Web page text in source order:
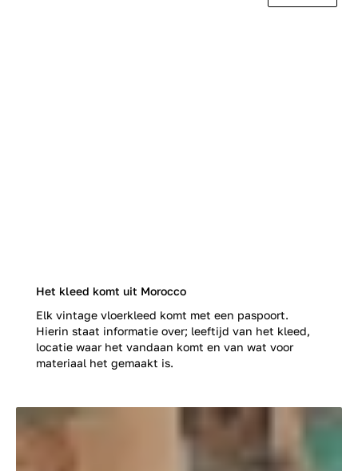
Het kleed komt uit Morocco
Elk vintage vloerkleed komt met een paspoort.
Hierin staat informatie over; leeftijd van het kleed,
locatie waar het vandaan komt en van wat voor
materiaal het gemaakt is.